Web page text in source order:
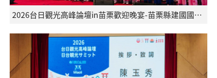
2026台日觀光高峰論壇in苗栗歡迎晚宴-苗栗縣建國國小合唱團演唱日文歌曲，感動全場